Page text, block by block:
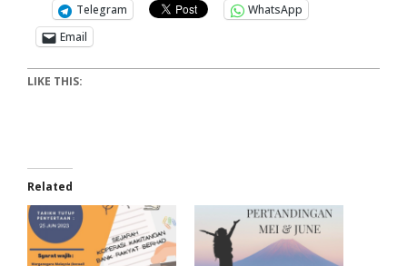
Telegram
WhatsApp
Email
LIKE THIS:
Related